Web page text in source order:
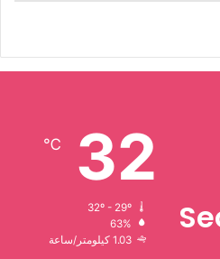
32
℃
63%
1.03 كيلومتر/ساعة